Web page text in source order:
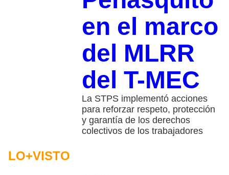
en el marco
del MLRR
del T-MEC
La STPS implementó acciones
para reforzar respeto, protección
y garantía de los derechos
colectivos de los trabajadores
LO+VISTO